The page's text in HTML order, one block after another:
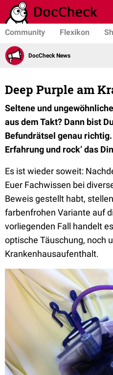
Community Flexikon
DocCheck News
Deep Purple am
Seltene und
aus dem Takt? Dann bist
Befundrätsel genau
Erfahrung und rock’ das
Es ist wieder soweit:
Euer Fachwissen bei
Beweis gestellt habt,
farbenfrohen Variante auf
vorliegenden Fall handelt
optische Täuschung, noch
Krankenhausaufenthalt.